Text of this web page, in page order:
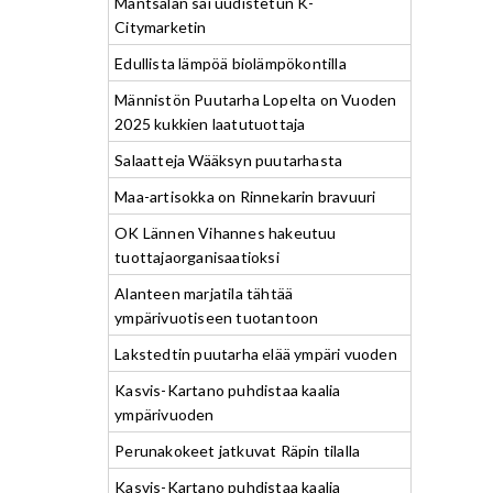
Citymarketin
Edullista lämpöä biolämpökontilla
Männistön Puutarha Lopelta on Vuoden
2025 kukkien laatutuottaja
Salaatteja Wääksyn puutarhasta
Maa-artisokka on Rinnekarin bravuuri
OK Lännen Vihannes hakeutuu
tuottajaorganisaatioksi
Alanteen marjatila tähtää
ympärivuotiseen tuotantoon
Lakstedtin puutarha elää ympäri vuoden
Kasvis-Kartano puhdistaa kaalia
ympärivuoden
Perunakokeet jatkuvat Räpin tilalla
Kasvis-Kartano puhdistaa kaalia